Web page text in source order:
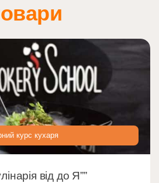
курс кухаря
від до Я””